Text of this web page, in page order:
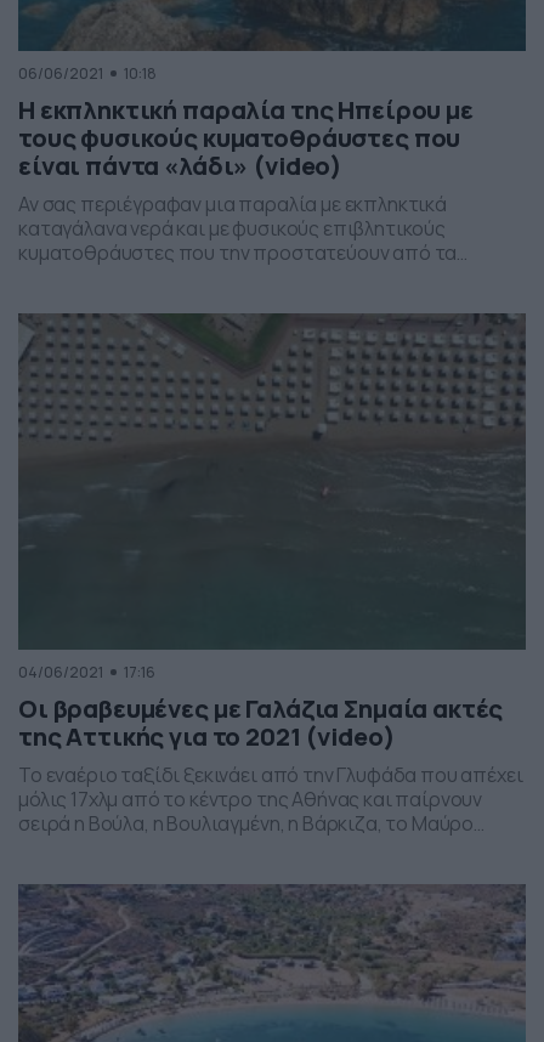
06/06/2021 10:18
Η εκπληκτική παραλία της Ηπείρου με
τους φυσικούς κυματοθράυστες που
είναι πάντα «λάδι» (video)
Αν σας περιέγραφαν μια παραλία με εκπληκτικά
καταγάλανα νερά και με φυσικούς επιβλητικούς
κυματοθράυστες που την προστατεύουν από τα
της Ηπείρου. Κι όμως τα Αρτολίθια είναι ακόμα ένα καλά
κρυμμένο “διαμάντι” της Ηπειρώτικης γης. Ανακαλύψτε
την μέσα […]
04/06/2021 17:16
Οι βραβευμένες με Γαλάζια Σημαία ακτές
της Αττικής για το 2021 (video)
Το εναέριο ταξίδι ξεκινάει από την Γλυφάδα που απέχει
μόλις 17χλμ από το κέντρο της Αθήνας και παίρνουν
σειρά η Βούλα, η Βουλιαγμένη, η Βάρκιζα, το Μαύρο
υποστηρίζουμε με όλες μας τις δυνάμεις. Ζούμε στην
ομορφότερη χώρα του κόσμου […]